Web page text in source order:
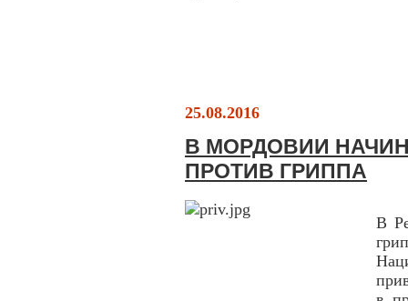
25.08.2016
В МОРДОВИИ
ПРОТИВ ГРИППА
В